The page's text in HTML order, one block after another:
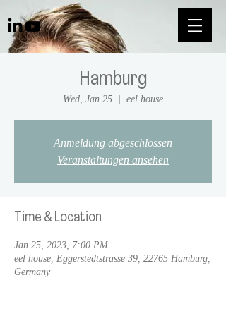
Hamburg
Wed, Jan 25 eel house
Anmeldung abgeschlossen
Veranstaltungen ansehen
Time & Location
Jan 25, 2023, 7:00 PM
eel house, Eggerstedtstrasse 39, 22765 Hamburg,
Germany